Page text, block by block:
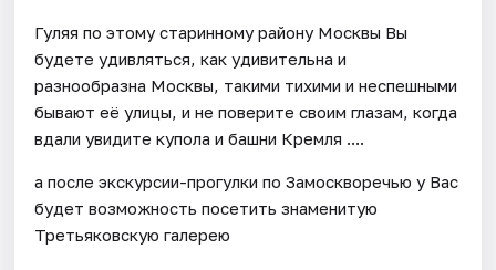
Гуляя по этому старинному району Москвы Вы
будете удивляться, как удивительна и
разнообразна Москвы, такими тихими и неспешными
бывают её улицы, и не поверите своим глазам, когда
вдали увидите купола и башни Кремля ....
а после экскурсии-прогулки по Замоскворечью у Вас
будет возможность посетить знаменитую
Третьяковскую галерею